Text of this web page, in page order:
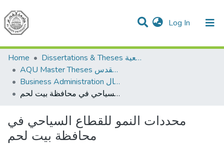
Log In (current)
Communities & Collections
All of DSpace
Home
Dissertations & Theses الرسائل الجامعية
AQU Master Theses الرسائل الجامعية الخاصة بجامعة القدس
Business Administration إدارة الاعمال
محددات النمو للقطاع السياحي في محافظة بيت لحم
محددات النمو للقطاع السياحي في
محافظة بيت لحم